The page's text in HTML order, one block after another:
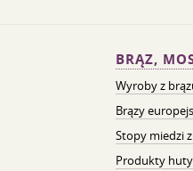
BRĄZ,
Wyroby z
Brązy
Stopy miedzi
Produkty